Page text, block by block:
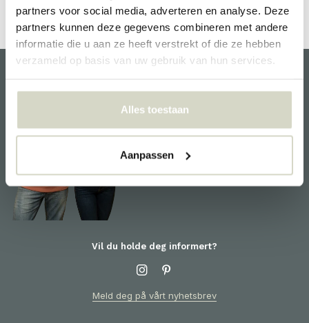
partners voor social media, adverteren en analyse. Deze
partners kunnen deze gegevens combineren met andere
informatie die u aan ze heeft verstrekt of die ze hebben
verzameld op basis van uw gebruik van hun services.
Alles toestaan
Aanpassen
Vi hjelper deg gjerne og er
klare for deg! For informasjon
din, vennligst kontakt
Vil du holde deg informert?
Meld deg på vårt nyhetsbrev